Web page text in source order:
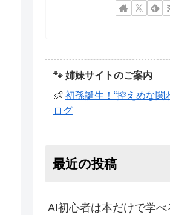
🐾 姉妹サイトのご案内
👶 初孫誕生！“控えめな関
ログ
最近の投稿
AI初心者は本だけで学